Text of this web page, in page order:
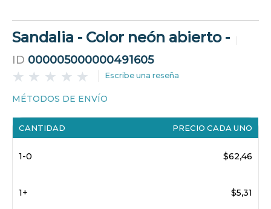
Sandalia - Color neón abierto -
ID 000005000000491605
Escribe una reseña
MÉTODOS DE ENVÍO
CANTIDAD PRECIO CADA UNO
1-0 $62,46
1+ $5,31